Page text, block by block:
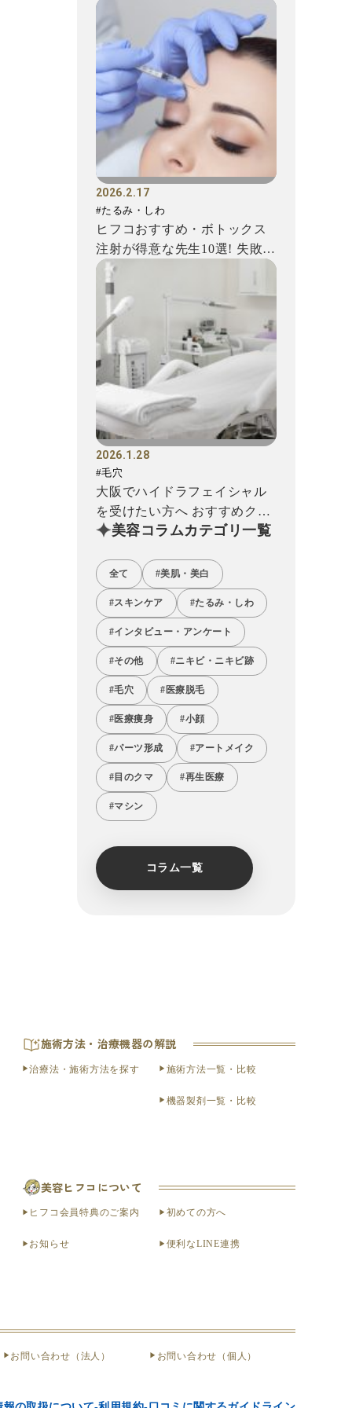
法を解説
2026.2.17
#たるみ・しわ
ヒフコおすすめ・ボトックス
注射が得意な先生10選! 失敗を
避けるための注意点もご...
2026.1.28
#毛穴
大阪でハイドラフェイシャル
を受けたい方へ おすすめクリ
ニック12選!
美容コラムカテゴリ一覧
全て #美肌・美白
#スキンケア #たるみ・しわ
#インタビュー・アンケート
#その他 #ニキビ・ニキビ跡
#毛穴 #医療脱毛
#医療痩身 #小顔
#パーツ形成 #アートメイク
#目のクマ #再生医療
#マシン
コラム一覧
施術方法・治療機器の解説
治療法・施術方法を探す 施術方法一覧・比較
機器製剤一覧・比較
美容ヒフコについて
ヒフコ会員特典のご案内
お知らせ
初めての方へ
便利なLINE連携
お問い合わせ（法人） お問い合わせ（個人）